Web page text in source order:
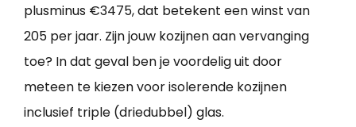
plusminus €3475, dat betekent een winst van
205 per jaar. Zijn jouw kozijnen aan vervanging
toe? In dat geval ben je voordelig uit door
meteen te kiezen voor isolerende kozijnen
inclusief triple (driedubbel) glas.